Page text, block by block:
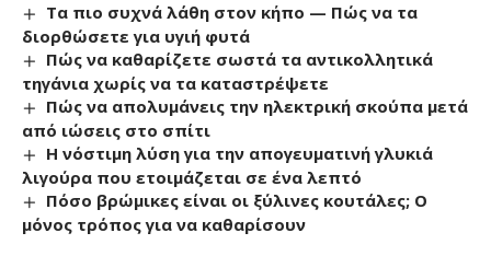
Τα πιο συχνά λάθη στον κήπο — Πώς να τα
διορθώσετε για υγιή φυτά
Πώς να καθαρίζετε σωστά τα αντικολλητικά
τηγάνια χωρίς να τα καταστρέψετε
Πώς να απολυμάνεις την ηλεκτρική σκούπα μετά
από ιώσεις στο σπίτι
Η νόστιμη λύση για την απογευματινή γλυκιά
λιγούρα που ετοιμάζεται σε ένα λεπτό
Πόσο βρώμικες είναι οι ξύλινες κουτάλες; Ο
μόνος τρόπος για να καθαρίσουν